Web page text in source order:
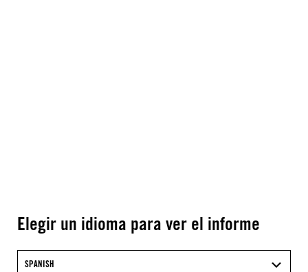
Elegir un idioma para ver el informe
SPANISH